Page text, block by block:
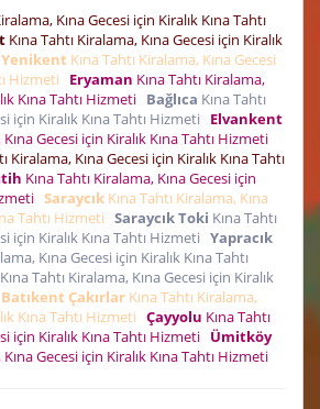
Kına Gecesi için Kiralık Kına Tahtı
Kına Tahtı Kiralama, Kına Gecesi için Kiralık
Yenikent Kına Tahtı Kiralama, Kına Gecesi
Hizmeti
Eryaman Kına Tahtı Kiralama,
Kına Tahtı Hizmeti Bağlıca Kına Tahtı
için Kiralık Kına Tahtı Hizmeti
Elvankent
Gecesi için Kiralık Kına Tahtı Hizmeti
Kiralama, Kına Gecesi için Kiralık Kına Tahtı
Kına Tahtı Kiralama, Kına Gecesi için
Saraycık Kına Tahtı Kiralama, Kına
Tahtı Hizmeti Saraycık Toki Kına Tahtı
için Kiralık Kına Tahtı Hizmeti Yapracık
Kına Gecesi için Kiralık Kına Tahtı
Kına Tahtı Kiralama, Kına Gecesi için Kiralık
Batıkent Çakırlar Kına Tahtı Kiralama,
Kına Tahtı Hizmeti Çayyolu Kına Tahtı
için Kiralık Kına Tahtı Hizmeti Ümitköy
Gecesi için Kiralık Kına Tahtı Hizmeti